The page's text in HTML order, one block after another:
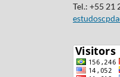
Tel.: +55 21